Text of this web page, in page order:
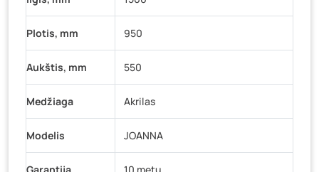
Plotis, mm 950
Aukštis, mm 550
Medžiaga Akrilas
Modelis JOANNA